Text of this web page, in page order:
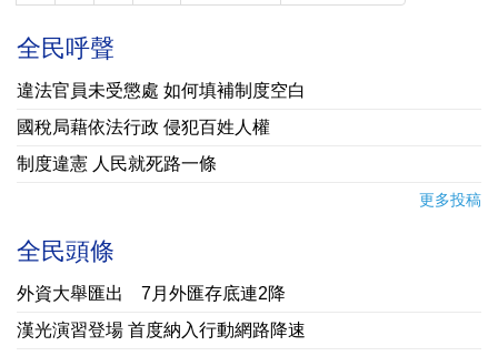
全民呼聲
違法官員未受懲處 如何填補制度空白
國稅局藉依法行政 侵犯百姓人權
制度違憲 人民就死路一條
更多投稿
全民頭條
外資大舉匯出 7月外匯存底連2降
漢光演習登場 首度納入行動網路降速